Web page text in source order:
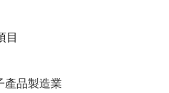
目
產品製造業